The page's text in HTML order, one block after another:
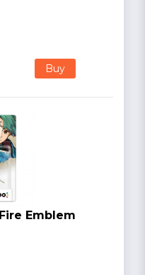
Buy
Emblem